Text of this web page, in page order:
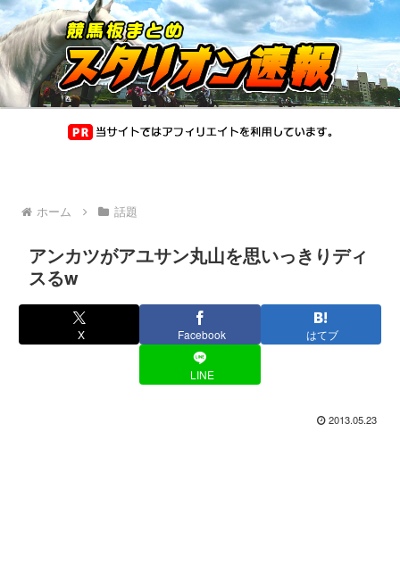
ホーム 話題
アンカツがアユサン丸山を思いっきりディ
スるw
X Facebook はてブ
LINE
2013.05.23